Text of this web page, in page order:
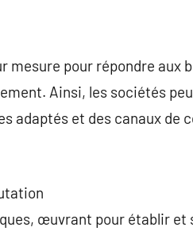
pour répondre aux
Ainsi, les sociétés
adaptés et des canaux de
œuvrant pour établir et